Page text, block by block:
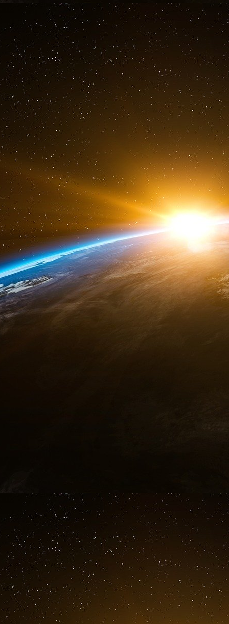
Alpes.
Cerina a débuté sa carrière en acquérant
Participations et de Placements, à Genève.
Mashreg Bank.
Il a passé la majeure partie de sa carrière à
Uni). En 1982, il a acquis Attel Bank, dans
(1,53 million de dollars américains), avant
Luxembourg en 1987 pour une valeur
millions de dollars américains).
Dans les années 1990, Cerina a été
suisse et internationale lorsqu’il a, en
remboursé volontairement ses clients de sa
causé des pertes s’élevant à 45 millions
américains). Le trader avait volé de l’argent
risque et des titres NASDAQ non autorisés.
Cerina a fusionné et développé l’entreprise
d’investissement qui conseille sur les
orchestré l’acquisition par Vivendi
marché du haut débit, pour un montant de
qui constituait alors la plus grande
télécommunications.
« Je suis aujourd’hui président du groupe
Vivendi dans le cadre de son acquisition de
recul, j’ai décidé de rembourser mes clients à
veut exercer une activité qui implique un
clients, on ne peut pas être motivé
GVT à 2,4 milliards de dollars. Après avoir
(en leur versant des frais de rupture) et a signé
avec nous. Peu après, nous avons vendu
de celle-ci à 4,2 milliards de dollars.
Je sais que vos idées pourraient m’être très
Ciao caro
https://www.justice.gov/epstein/fil...